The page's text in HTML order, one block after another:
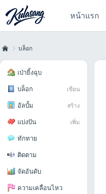
หน้าแรก
Kul›
บล็อก
เป่ายิ้งฉุบ
เขียน
บล็อก
สร้าง
อัลบั้ม
เพิ่ม
แบ่งปัน
ทักทาย
ติดตาม
จัดอันดับ
ความเคลื่อนไหว